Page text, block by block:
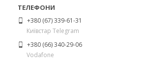
+380 (67) 339-61-31
Київстар Telegram
+380 (66) 340-29-06
Vodafone